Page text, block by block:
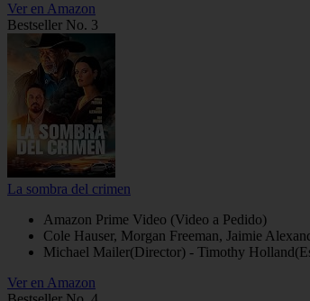
Ver en Amazon
Bestseller No. 3
La sombra del crimen
Amazon Prime Video (Video a Pedido)
Cole Hauser, Morgan Freeman, Jaimie
Michael Mailer(Director) - Timothy
Ver en Amazon